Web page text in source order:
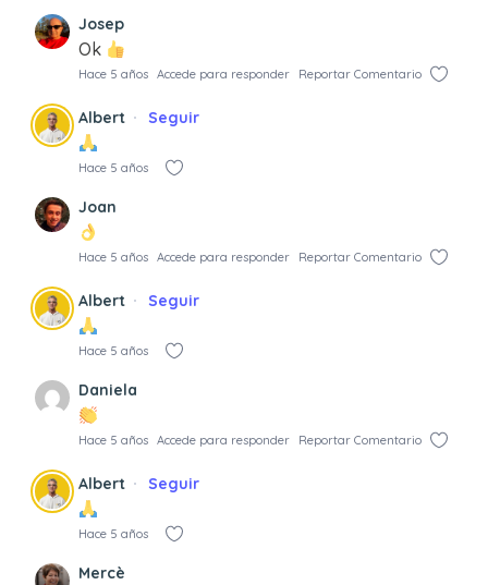
Josep
Ok
Hace 5 años Accede para responder Reportar Comentario
Albert Seguir
Hace 5 años
Joan
Hace 5 años Accede para responder Reportar Comentario
Albert Seguir
Hace 5 años
Daniela
Hace 5 años Accede para responder Reportar Comentario
Albert Seguir
Hace 5 años
Mercè